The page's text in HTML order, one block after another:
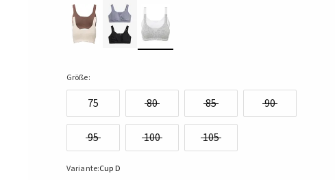
Größe:
75 80 85 90
95 100 105
Variante:Cup D